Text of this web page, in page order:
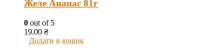
Желе Ананас 81г
0 out of 5
19.00 ₴
Додати в кошик